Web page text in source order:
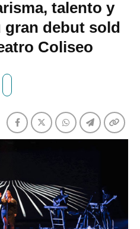
talento y
gran debut sold
Coliseo